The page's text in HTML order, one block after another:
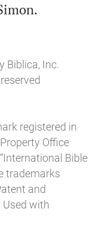
Biblica, Inc.
registered in
Office
Bible
trademarks
and
Used with